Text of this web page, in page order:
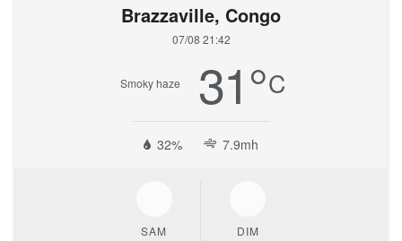
Brazzaville, Congo
07/08 21:42
Smoky haze 31°C
32% 7.9mh
SAM DIM